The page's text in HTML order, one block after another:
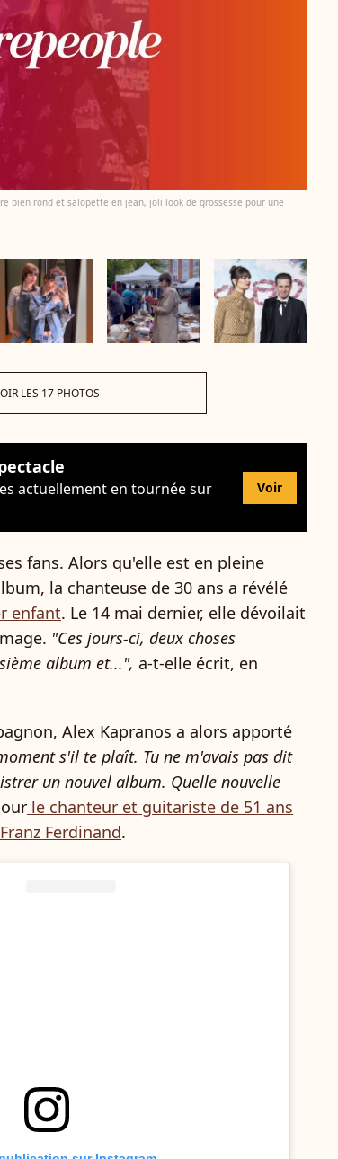
bien rond et salopette en jean, joli look de grossesse pour une
LES 17 PHOTOS
actuellement en tournée sur
Voir
fans. Alors qu'elle est en pleine
la chanteuse de 30 ans a révélé
enfant. Le 14 mai dernier, elle dévoilait
"Ces jours-ci, deux choses
album et...", a-t-elle écrit, en
Alex Kapranos a alors apporté
s'il te plaît. Tu ne m'avais pas dit
un nouvel album. Quelle nouvelle
le chanteur et guitariste de 51 ans
Ferdinand.